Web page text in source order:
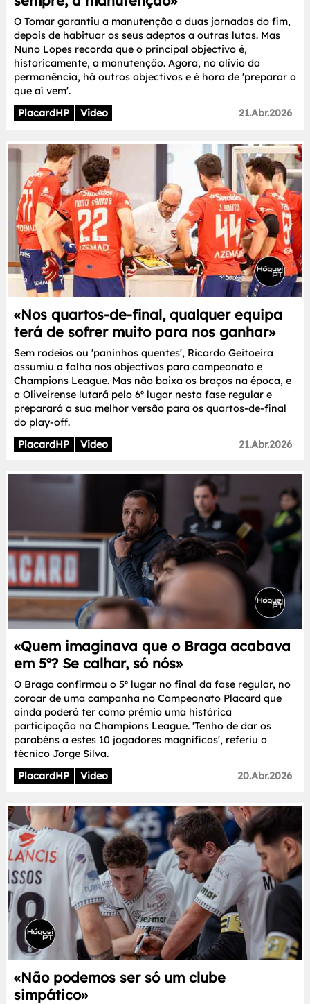
O Tomar garantiu a manutenção a duas jornadas do fim,
depois de habituar os seus adeptos a outras lutas. Mas
Nuno Lopes recorda que o principal objectivo é,
historicamente, a manutenção. Agora, no alívio da
permanência, há outros objectivos e é hora de 'preparar o
que aí vem'.
PlacardHP
Video 21.Abr.2026
«Nos quartos-de-final, qualquer equipa
terá de sofrer muito para nos ganhar»
Sem rodeios ou 'paninhos quentes', Ricardo Geitoeira
assumiu a falha nos objectivos para campeonato e
Champions League. Mas não baixa os braços na época, e
a Oliveirense lutará pelo 6º lugar nesta fase regular e
preparará a sua melhor versão para os quartos-de-final
do play-off.
PlacardHP
Video 21.Abr.2026
«Quem imaginava que o Braga acabava
em 5º? Se calhar, só nós»
O Braga confirmou o 5º lugar no final da fase regular, no
coroar de uma campanha no Campeonato Placard que
ainda poderá ter como prémio uma histórica
participação na Champions League. 'Tenho de dar os
parabéns a estes 10 jogadores magníficos', referiu o
técnico Jorge Silva.
PlacardHP
Video 20.Abr.2026
«Não podemos ser só um clube
simpático»